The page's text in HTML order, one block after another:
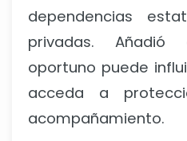
dependencias
privadas.
oportuno puede
acceda a
acompañamiento.